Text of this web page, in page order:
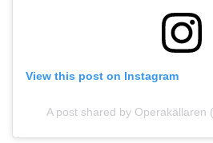
View this post on Instagram
A post shared by Operakällaren